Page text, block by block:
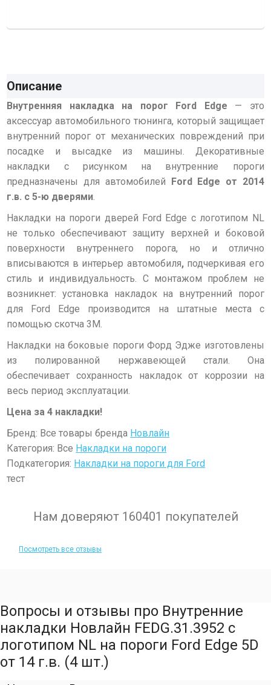
Описание
Внутренняя накладка на порог Ford Edge — это
аксессуар автомобильного тюнинга, который защищает
внутренний порог от механических повреждений при
посадке и высадке из машины. Декоративные
накладки с рисунком на внутренние пороги
предназначены для автомобилей Ford Edge от 2014
г.в. с 5-ю дверями.
Накладки на пороги дверей Ford Edge с логотипом NL
не только обеспечивают защиту верхней и боковой
поверхности внутреннего порога, но и отлично
вписываются в интерьер автомобиля, подчеркивая его
стиль и индивидуальность. C монтажом проблем не
возникнет: установка накладок на внутренний порог
для Ford Edge производится на штатные места с
помощью скотча 3M.
Накладки на боковые пороги Форд Эдже изготовлены
из полированной нержавеющей стали. Она
обеспечивает сохранность накладок от коррозии на
весь период эксплуатации.
Цена за 4 накладки!
Бренд: Все товары бренда Новлайн
Категория: Все Накладки на пороги
Подкатегория: Нaкладки на пороги для Ford
тест
Нам доверяют 160401 покупателей
Посмотреть все отзывы
Вопросы и отзывы про Внутренние
накладки Новлайн FEDG.31.3952 с
логотипом NL на пороги Ford Edge 5D
от 14 г.в. (4 шт.)